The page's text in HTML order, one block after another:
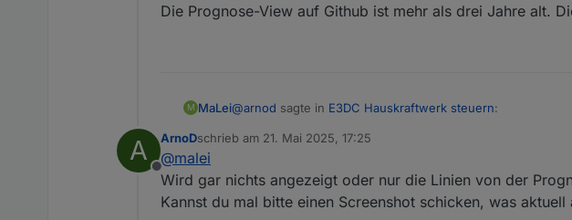
Die Prognose-View auf Github ist mehr als drei Jahre alt.
M MaLei@arnod sagte in E3DC Hauskraftwerk steuern:
Prüfe mal bitte, ob bei dir diese Objekt-IDs angelegt sind:
Die Objekt-IDs sind da:
A
Offline
ArnoDschrieb am 21. Mai 2025, 17:25
zuletzt editiert von
@malei
Wird gar nichts angezeigt oder nur die Linien von der
Kannst du mal bitte einen Screenshot schicken, was